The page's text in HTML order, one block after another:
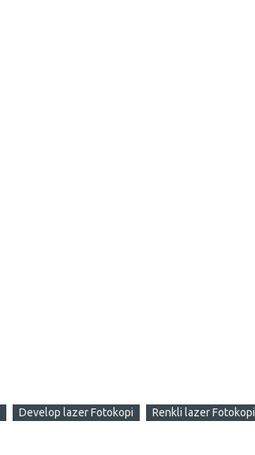
Develop lazer Fotokopi Renkli lazer Fotokopi